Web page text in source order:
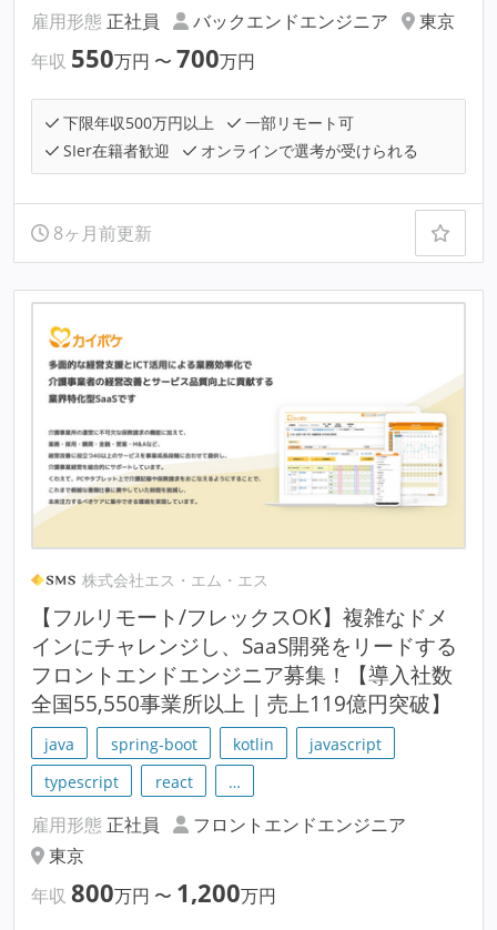
雇用形態 正社員 バックエンドエンジニア
東京
年収 550万円 〜 700万円
下限年収500万円以上
一部リモート可
SIer在籍者歓迎
オンラインで選考が受けられる
8ヶ月前更新
株式会社エス・エム・エス
【フルリモート/フレックスOK】複雑なドメ
インにチャレンジし、SaaS開発をリードする
フロントエンドエンジニア募集！【導入社数
全国55,550事業所以上 | 売上119億円突破】
java spring-boot kotlin
javascript
typescript
react …
雇用形態 正社員
フロントエンドエンジニア
東京
年収 800万円 〜 1,200万円